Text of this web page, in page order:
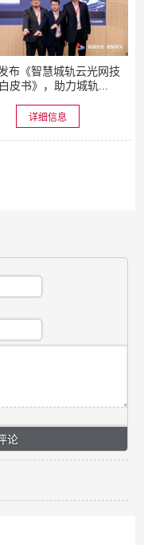
布《智慧城轨云光网技
皮书》，助力城轨...
详细信息